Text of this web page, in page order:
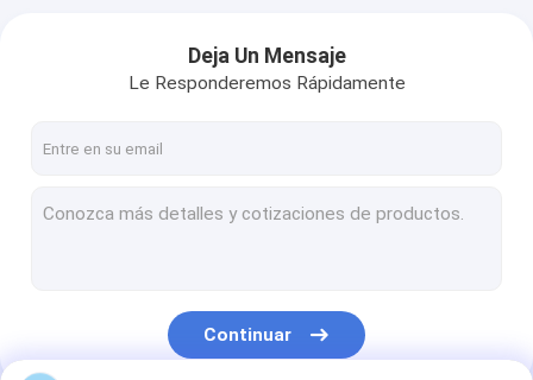
Deja Un Mensaje
Le Responderemos Rápidamente
Continuar